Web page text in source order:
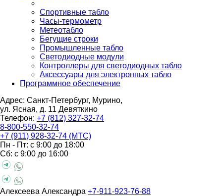
Спортивные табло
Часы-термометр
Метеотабло
Бегущие строки
Промышленные табло
Светодиодные модули
Контроллеры для светодиодных табло
Аксессуары для электронных табло
Программное обеспечение
Адрес: Санкт-Петербург, Мурино,
ул. Ясная, д. 11 Девяткино
Телефон: +7 (812) 327-32-74
8-800-550-32-74
+7 (911) 928-32-74 (МТС)
Пн - Пт: с 9:00 до 18:00
Сб: с 9:00 до 16:00
Алексеева Александра +7-911-923-76-88